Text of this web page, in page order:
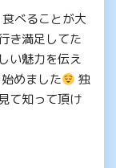
べることが大
き満足してた
い魅力を伝え
めました
独
て知って頂け